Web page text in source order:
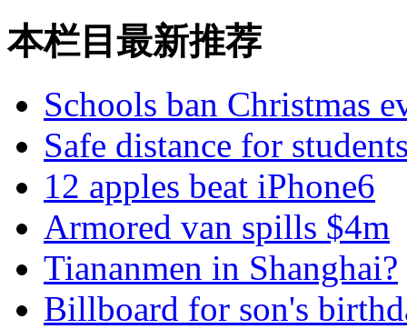
本栏目最新推荐
Schools ban Christmas
Safe distance for
12 apples beat iPhone6
Armored van spills $4m
Tiananmen in Shanghai?
Billboard for son's